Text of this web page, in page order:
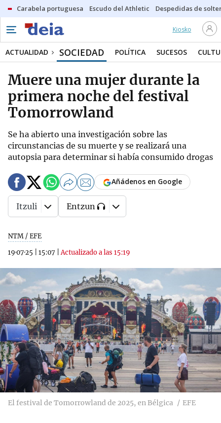
Carabela portuguesa Escudo del Athletic Despedidas de
Kiosko
ACTUALIDAD SOCIEDAD POLÍTICA SUCESOS
Muere una mujer durante la
primera noche del festival
Tomorrowland
Se ha abierto una investigación sobre las
circunstancias de su muerte y se realizará una
autopsia para determinar si había consumido drogas
NTM / EFE
19·07·25
15:07 |Actualizado a las 15:19
Añádenos en Google
Itzuli Entzun
El festival de Tomorrowland de 2025, en Bélgica EFE